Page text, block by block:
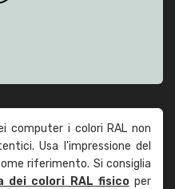
computer i colori RAL non
Usa l'impressione del
riferimento. Si consiglia
dei colori RAL fisicoper